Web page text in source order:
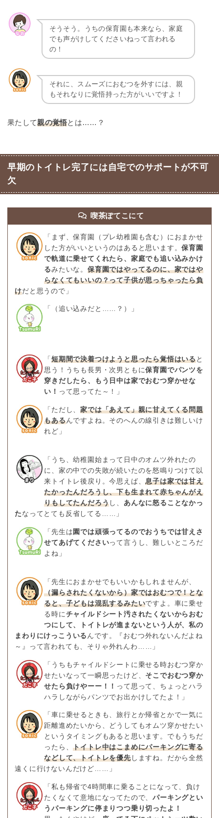
そうそう。うちの保育園も本来なら、家庭
でも声がけしてくださいねって言われる
の！
それに、スムーズにおむつを外すには、親
もそれなりに覚悟持った方がいいですよ！
果たして親の覚悟とは……？
早期のトイトレ完了には自宅でのサポートが不可
欠
喫茶ぽてこにて
「まず、保育園（プレ幼稚園も含む）におまかせ
した方がいいというのはあると思います。保育園
で軌道に乗せてくれたら、家庭でも追い込みかけ
るみたいな。保育園ではやってるのに、家ではや
らなくてもいいの？って子供が思っちゃったら負
けだと思うので」
「（追い込みだと……？）」
「短期間で決着つけようと思ったら覚悟はいると
思う！うちも長男・次男ともに保育園でパンツを
穿きだしたら、もう日中は家でおむつ穿かせな
い！ って思ってた～！」
「ただし、家では「あえて」親に甘えてくる問題
もあるんですよね。そのへんの線引きは難しいけ
れど」
「うち、幼稚園始まって日中のオムツ外れたの
に、家の中での失敗が続いたのを怒鳴りつけて以
来トイトレ後戻り。今思えば、息子は家では甘え
たかったんだろうし、下も生まれて赤ちゃんがえ
りもしてたんだろうし、あんなに怒ることなかっ
たなってとても反省してる……」
「先生は園では頑張ってるのでおうちでは甘えさ
せてあげてくださいって言うし、難しいところだ
よね」
「先生におまかせでもいいかもしれませんが、
（漏らされたくないから）家ではおむつで！とな
ると、子どもは混乱するみたいですよ。車に乗せ
る時にチャイルドシート汚されたくないからおむ
つにして、トイトレが進まないという人が、私の
まわりにけっこういるんです。『おむつ外れないんだよね
～』って言われても、そりゃ外れんわ……」
「うちもチャイルドシートに乗せる時おむつ穿か
せたいなって一瞬思ったけど、 そこでおむつ穿か
せたら負けやーー！！ って思って、ちょっとハラ
ハラしながらパンツでお出かけしてたよ！」
「車に乗せるときも、旅行とか帰省とかで一気に
距離進めたいから、どうしてもオムツ穿かせたい
というタイミングもあると思います。でもうちだ
ったら、トイトレ中はこまめにパーキングに寄る
などして、トイトレを優先しますね。だから全然
遠くに行けないんだけど……」
「私も帰省で4時間車に乗ることになって、負け
たくなくて意地になってたので、パーキングとい
うパーキングに停まりつつ乗り切ったよ！